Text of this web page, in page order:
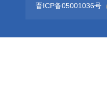
晋ICP备05001036号